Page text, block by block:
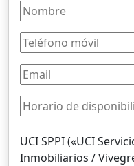
UCI SPPI («UCI
Inmobiliarios /